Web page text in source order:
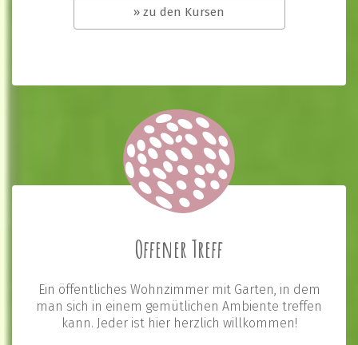
» zu den Kursen
Offener Treff
Ein öffentliches Wohnzimmer mit Garten, in dem
man sich in einem gemütlichen Ambiente treffen
kann. Jeder ist hier herzlich willkommen!